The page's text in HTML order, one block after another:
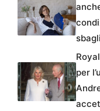
sbagli
per